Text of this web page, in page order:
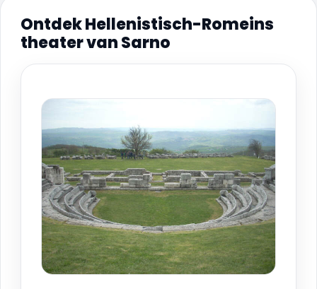
Ontdek Hellenistisch-Romeins
theater van Sarno